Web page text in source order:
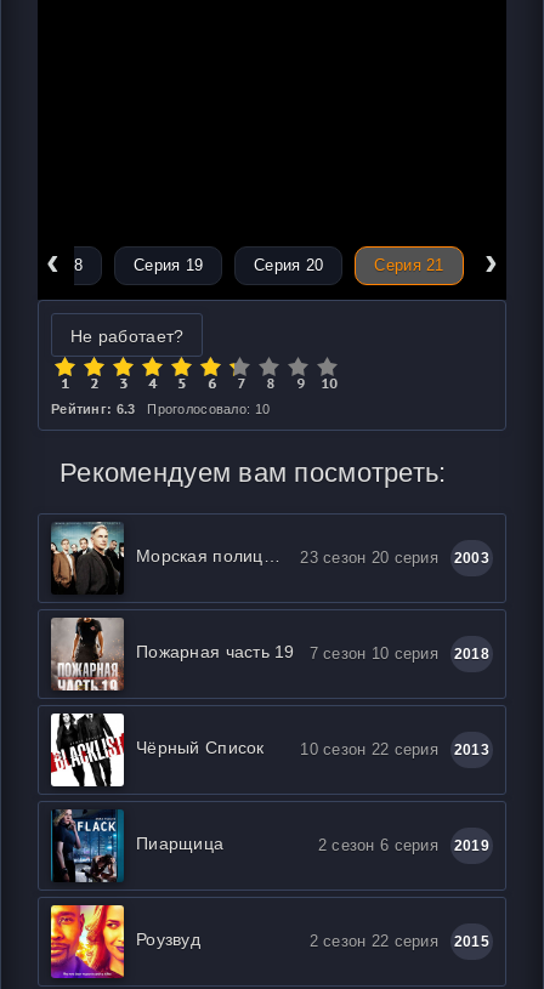
‹
Серия 18 Серия 19 Серия 20 Серия 21 ›
Не работает?
Рейтинг: 6.3 Проголосовало: 10
Рекомендуем вам посмотреть:
23 сезон 20 серия 2003
Пожарная часть 19 7 сезон 10 серия 2018
Чёрный Список 10 сезон 22 серия 2013
Пиарщица 2 сезон 6 серия 2019
Роузвуд 2 сезон 22 серия 2015